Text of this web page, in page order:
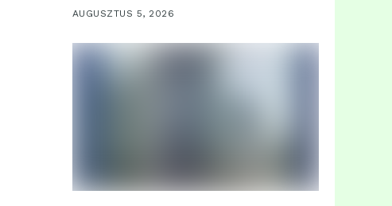
AUGUSZTUS 5, 2026